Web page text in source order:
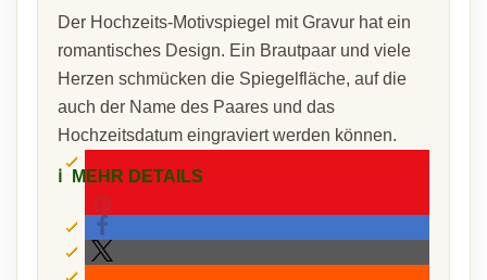
Der Hochzeits-Motivspiegel mit Gravur hat ein
romantisches Design. Ein Brautpaar und viele
Herzen schmücken die Spiegelfläche, auf die
auch der Name des Paares und das
Hochzeitsdatum eingraviert werden können.
ℹ️ MEHR DETAILS